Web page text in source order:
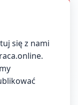
się z nami
.